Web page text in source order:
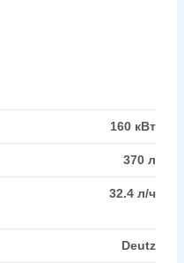
160 кВт
370 л
32.4 л/ч
Deutz